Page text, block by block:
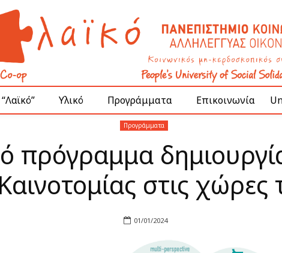
Υλικό Προγράμματα Επικοινωνία
Προγράμματα
πρόγραμμα
στις χώρες
01/01/2024